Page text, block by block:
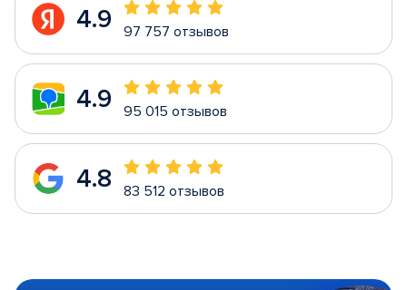
4.9 97 757 отзывов
4.9 95 015 отзывов
4.8 83 512 отзывов